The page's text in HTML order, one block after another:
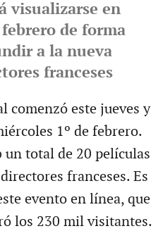
visualizarse en
de forma
a la nueva
franceses
comenzó este jueves y
1º de febrero.
total de 20 películas
franceses. Es
evento en línea, que
los 230 mil visitantes.